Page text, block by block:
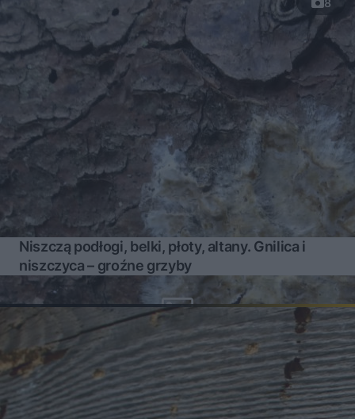
8
Niszczą podłogi, belki, płoty, altany. Gnilica i
niszczyca – groźne grzyby